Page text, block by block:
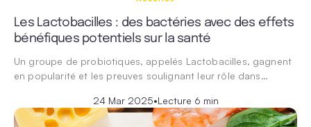
Les Lactobacilles : des bactéries avec des effets
bénéfiques potentiels sur la santé
Un groupe de probiotiques, appelés Lactobacilles, gagnent
en popularité et les preuves soulignant leur rôle dans…
24 Mar 2025•Lecture 6 min